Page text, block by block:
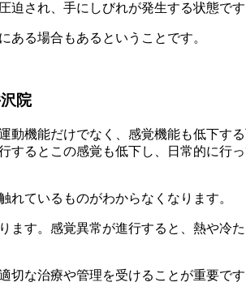
され、手にしびれが発生する状態です
る場合もあるということです。
院
動機能だけでなく、感覚機能も低下
るとこの感覚も低下し、日常的に行
ているものがわからなくなります。
す。感覚異常が進行すると、熱や冷
な治療や管理を受けることが重要です